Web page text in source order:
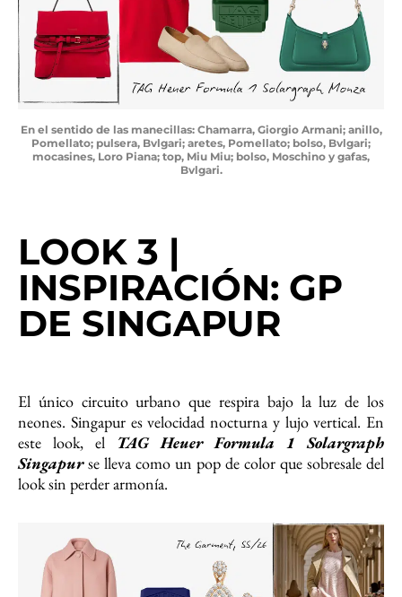
En el sentido de las manecillas: Chamarra, Giorgio Armani; anillo,
Pomellato; pulsera, Bvlgari; aretes, Pomellato; bolso, Bvlgari;
mocasines, Loro Piana; top, Miu Miu; bolso, Moschino y gafas,
Bvlgari.
LOOK 3 |
INSPIRACIÓN: GP
DE SINGAPUR
El único circuito urbano que respira bajo la luz de los
neones. Singapur es velocidad nocturna y lujo vertical. En
este look, el TAG Heuer Formula 1 Solargraph
Singapurse lleva como un pop de color que sobresale del
look sin perder armonía.